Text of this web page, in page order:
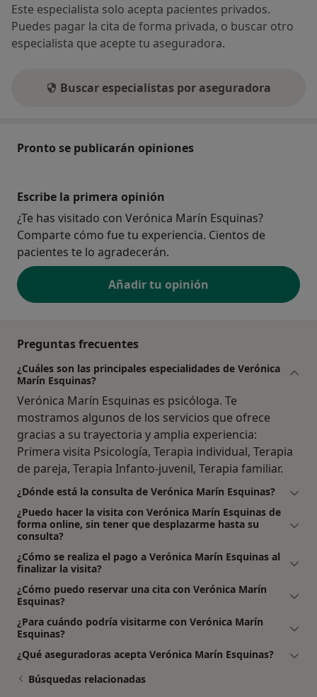
Este especialista solo acepta pacientes privados.
Puedes pagar la cita de forma privada, o buscar otro
especialista que acepte tu aseguradora.
Buscar especialistas por aseguradora
Pronto se publicarán opiniones
Escribe la primera opinión
¿Te has visitado con Verónica Marín Esquinas?
Comparte cómo fue tu experiencia. Cientos de
pacientes te lo agradecerán.
Añadir tu opinión
Preguntas frecuentes
¿Cuáles son las principales especialidades de Verónica
Marín Esquinas?
Verónica Marín Esquinas es psicóloga. Te
mostramos algunos de los servicios que ofrece
gracias a su trayectoria y amplia experiencia:
Primera visita Psicología, Terapia individual, Terapia
de pareja, Terapia Infanto-juvenil, Terapia familiar.
¿Dónde está la consulta de Verónica Marín Esquinas?
¿Puedo hacer la visita con Verónica Marín Esquinas de
forma online, sin tener que desplazarme hasta su
consulta?
¿Cómo se realiza el pago a Verónica Marín Esquinas al
finalizar la visita?
¿Cómo puedo reservar una cita con Verónica Marín
Esquinas?
¿Para cuándo podría visitarme con Verónica Marín
Esquinas?
¿Qué aseguradoras acepta Verónica Marín Esquinas?
Búsquedas relacionadas